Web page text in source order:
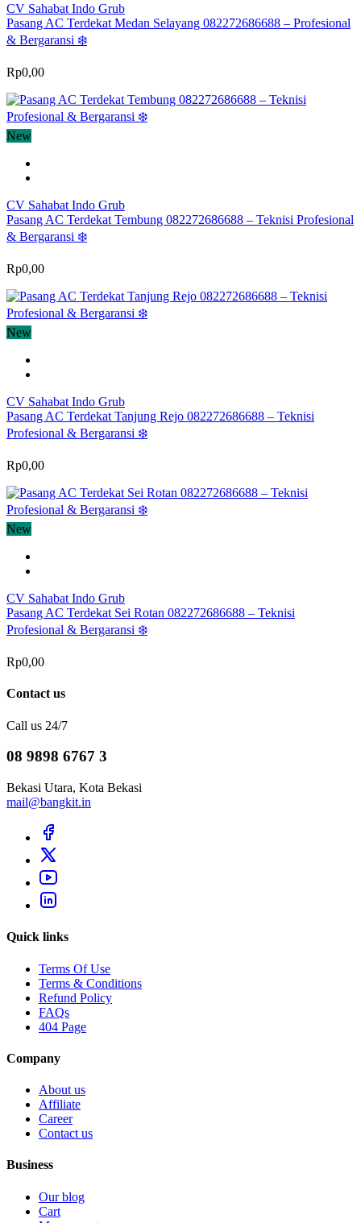
CV Sahabat Indo Grub
Pasang AC Terdekat Medan Selayang 082272686688 – Profesional
& Bergaransi ❄️
Rp0,00
New
CV Sahabat Indo Grub
Pasang AC Terdekat Tembung 082272686688 – Teknisi Profesional
& Bergaransi ❄️
Rp0,00
New
CV Sahabat Indo Grub
Pasang AC Terdekat Tanjung Rejo 082272686688 – Teknisi
Profesional & Bergaransi ❄️
Rp0,00
New
CV Sahabat Indo Grub
Pasang AC Terdekat Sei Rotan 082272686688 – Teknisi
Profesional & Bergaransi ❄️
Rp0,00
Contact us
Call us 24/7
08 9898 6767 3
Bekasi Utara, Kota Bekasi
mail@bangkit.in
Quick links
Terms Of Use
Terms & Conditions
Refund Policy
FAQs
404 Page
Company
About us
Affiliate
Career
Contact us
Business
Our blog
Cart